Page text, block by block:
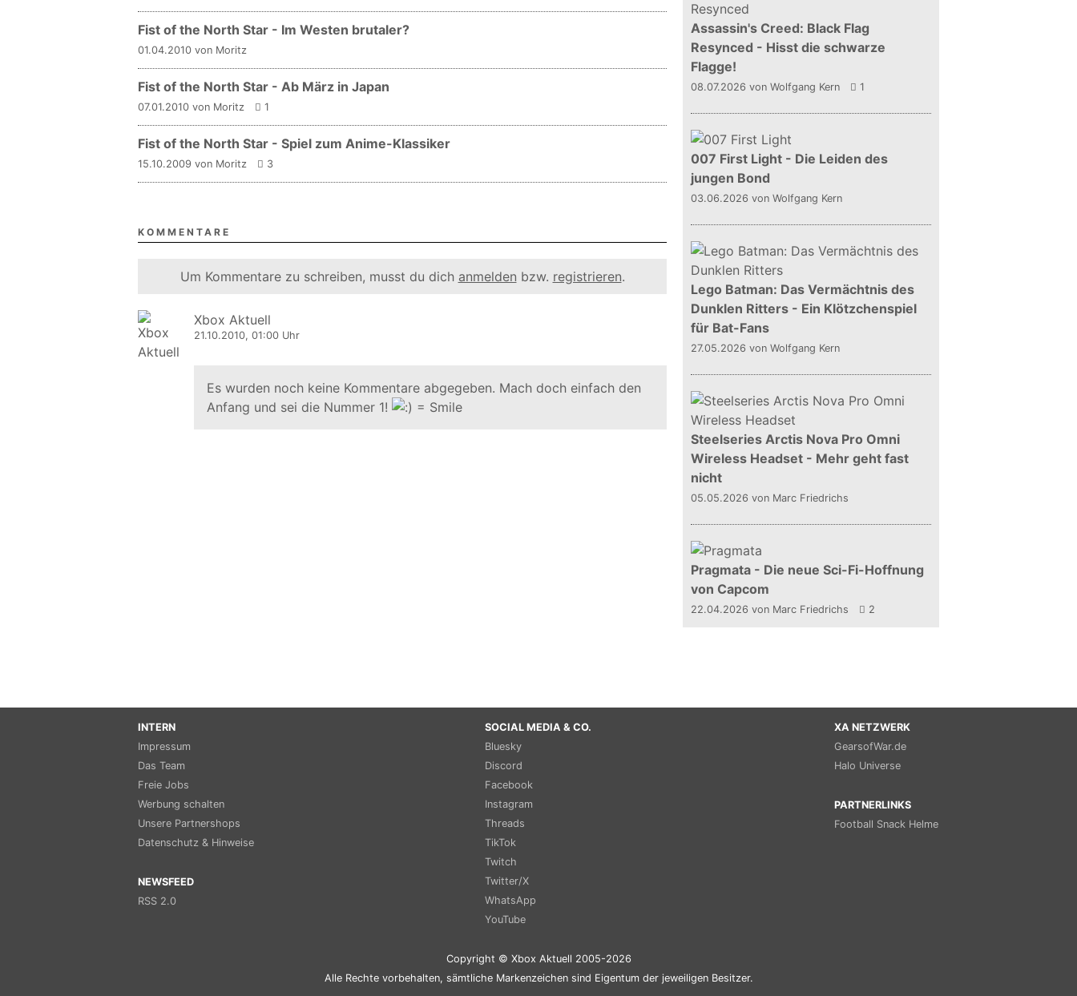
Fist of the North Star - Im Westen brutaler?
01.04.2010 von Moritz
Fist of the North Star - Ab März in Japan
07.01.2010 von Moritz 1
Fist of the North Star - Spiel zum Anime-Klassiker
15.10.2009 von Moritz 3
KOMMENTARE
Um Kommentare zu schreiben, musst du dich anmelden bzw. registrieren.
Xbox Aktuell
21.10.2010, 01:00 Uhr
Es wurden noch keine Kommentare abgegeben. Mach doch einfach den
Anfang und sei die Nummer 1!
Assassin's Creed: Black Flag
Resynced - Hisst die schwarze
Flagge!
08.07.2026 von Wolfgang Kern 1
007 First Light - Die Leiden des
jungen Bond
03.06.2026 von Wolfgang Kern
Lego Batman: Das Vermächtnis des
Dunklen Ritters - Ein Klötzchenspiel
für Bat-Fans
27.05.2026 von Wolfgang Kern
Steelseries Arctis Nova Pro Omni
Wireless Headset - Mehr geht fast
nicht
05.05.2026 von Marc Friedrichs
Pragmata - Die neue Sci-Fi-Hoffnung
von Capcom
22.04.2026 von Marc Friedrichs 2
INTERN
Impressum
Das Team
Freie Jobs
Werbung schalten
Unsere Partnershops
Datenschutz & Hinweise
NEWSFEED
RSS 2.0
SOCIAL MEDIA & CO.
Bluesky
Discord
Facebook
Instagram
Threads
TikTok
Twitch
Twitter/X
WhatsApp
YouTube
XA NETZWERK
GearsofWar.de
Halo Universe
PARTNERLINKS
Football Snack Helme
Copyright © Xbox Aktuell 2005-2026
Alle Rechte vorbehalten, sämtliche Markenzeichen sind Eigentum der jeweiligen Besitzer.